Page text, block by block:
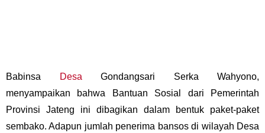
Babinsa Desa Gondangsari Serka Wahyono,
menyampaikan bahwa Bantuan Sosial dari Pemerintah
Provinsi Jateng ini dibagikan dalam bentuk paket-paket
sembako. Adapun jumlah penerima bansos di wilayah Desa